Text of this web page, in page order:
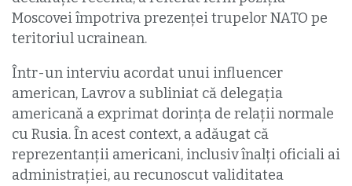
Moscovei împotriva prezenței trupelor NATO pe
teritoriul ucrainean.
Într-un interviu acordat unui influencer
american, Lavrov a subliniat că delegația
americană a exprimat dorința de relații normale
cu Rusia. În acest context, a adăugat că
reprezentanții americani, inclusiv înalți oficiali ai
administrației, au recunoscut validitatea